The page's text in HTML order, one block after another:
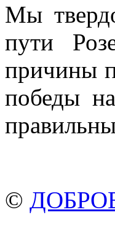
Мы
пути
причины
победы
©